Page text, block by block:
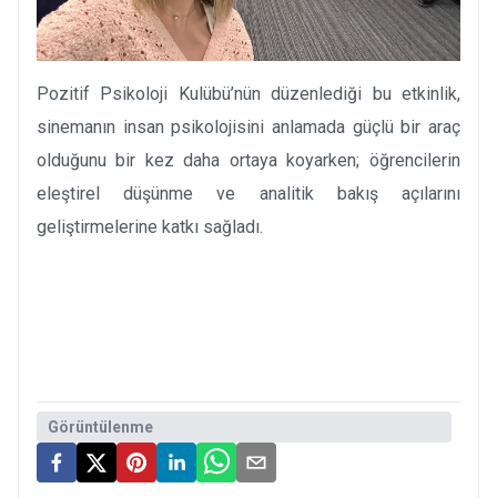
Pozitif Psikoloji Kulübü’nün düzenlediği bu etkinlik,
sinemanın insan psikolojisini anlamada güçlü bir araç
olduğunu bir kez daha ortaya koyarken; öğrencilerin
eleştirel düşünme ve analitik bakış açılarını
geliştirmelerine katkı sağladı.
Görüntülenme